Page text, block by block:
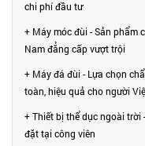
chi phí đầu tư
+ Máy móc đùi - Sản phẩm
Nam đẳng cấp vượt trội
+ Máy đá đùi - Lựa chọn
toàn, hiệu quả cho người
+ Thiết bị thể dục ngoài trời
đặt tại công viên